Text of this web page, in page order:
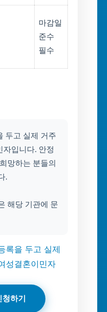
마감일
준수
필수
두고 실제 거주
자입니다. 안정
망하는 분들의
.
해당 기관에 문
록을 두고 실제
성결혼이민자
하기